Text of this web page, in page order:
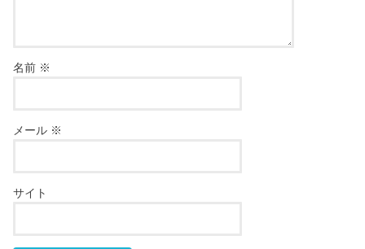
名前 ※
メール ※
サイト